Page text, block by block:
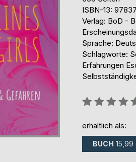
ISBN-13:
Verlag: BoD -
Sprache:
Schlagworte:
Erfahrungen
Bewertung::
erhältlich als:
BUCH 15,99